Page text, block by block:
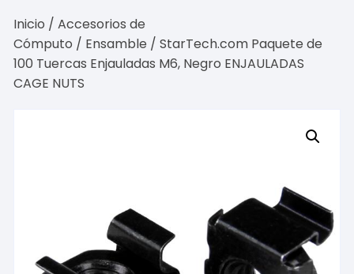
Inicio /Accesorios de
Cómputo / Ensamble / StarTech.com Paquete de
100 Tuercas Enjauladas M6, Negro ENJAULADAS
CAGE NUTS